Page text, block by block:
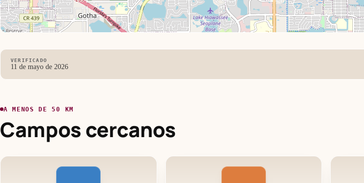
VERIFICADO
11 de mayo de 2026
A MENOS DE 50 KM
Campos cercanos